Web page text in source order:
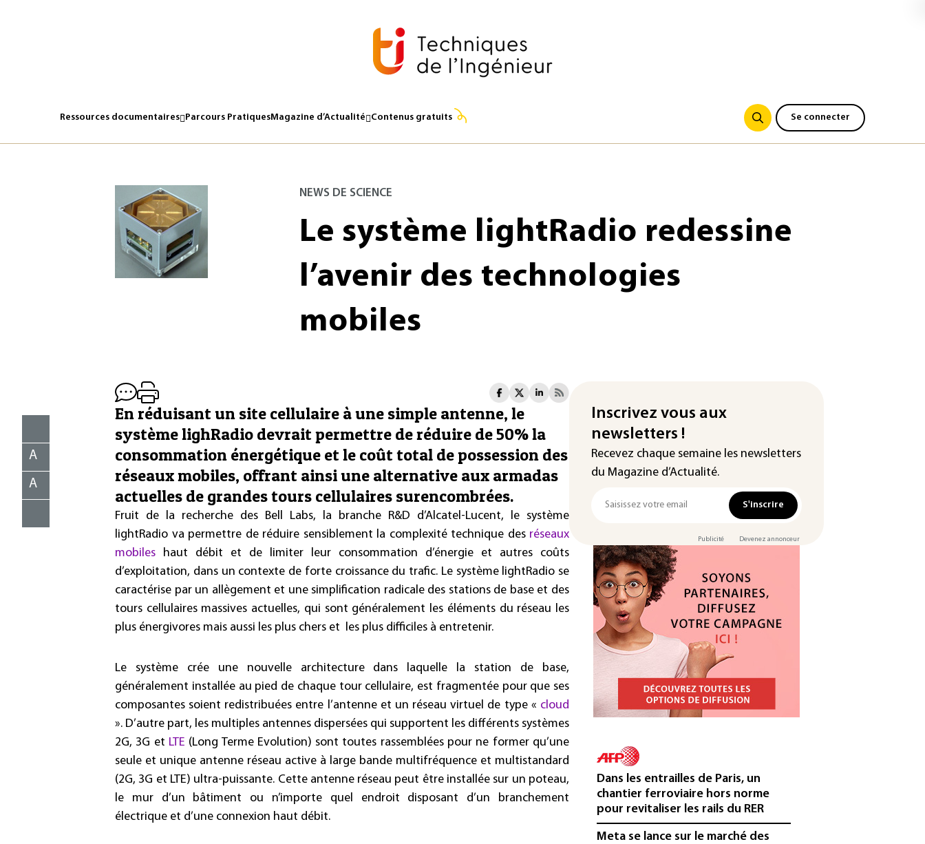
Ressources documentaires Parcours PratiquesMagazine d’Actualité Contenus gratuits Se connecter
NEWS DE SCIENCE
Le système lightRadio redessine
l’avenir des technologies
mobiles
A
A
En réduisant un site cellulaire à une simple antenne, le
système lighRadio devrait permettre de réduire de 50% la
consommation énergétique et le coût total de possession des
réseaux mobiles, offrant ainsi une alternative aux armadas
actuelles de grandes tours cellulaires surencombrées.
Fruit de la recherche des Bell Labs, la branche R&D d’Alcatel-Lucent, le système
lightRadio va permettre de réduire sensiblement la complexité technique des réseaux
mobiles haut débit et de limiter leur consommation d’énergie et autres coûts
d’exploitation, dans un contexte de forte croissance du trafic. Le système lightRadio se
caractérise par un allègement et une simplification radicale des stations de base et des
tours cellulaires massives actuelles, qui sont généralement les éléments du réseau les
plus énergivores mais aussi les plus chers et les plus difficiles à entretenir.
Le système crée une nouvelle architecture dans laquelle la station de base,
généralement installée au pied de chaque tour cellulaire, est fragmentée pour que ses
composantes soient redistribuées entre l’antenne et un réseau virtuel de type « cloud
». D’autre part, les multiples antennes dispersées qui supportent les différents systèmes
2G, 3G et LTE (Long Terme Evolution) sont toutes rassemblées pour ne former qu’une
seule et unique antenne réseau active à large bande multifréquence et multistandard
(2G, 3G et LTE) ultra-puissante. Cette antenne réseau peut être installée sur un poteau,
le mur d’un bâtiment ou n’importe quel endroit disposant d’un branchement
électrique et d’une connexion haut débit.
Inscrivez vous aux
newsletters !
Recevez chaque semaine les newsletters
du Magazine d’Actualité.
S'inscrire
Publicité Devenez annonceur
Dans les entrailles de Paris, un
chantier ferroviaire hors norme
pour revitaliser les rails du RER
Meta se lance sur le marché des